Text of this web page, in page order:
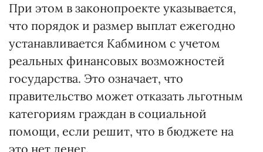
При этом в законопроекте указывается,
что порядок и размер выплат ежегодно
устанавливается Кабмином с учетом
реальных финансовых возможностей
государства. Это означает, что
правительство может отказать льготным
категориям граждан в социальной
помощи, если решит, что в бюджете на
это нет денег.